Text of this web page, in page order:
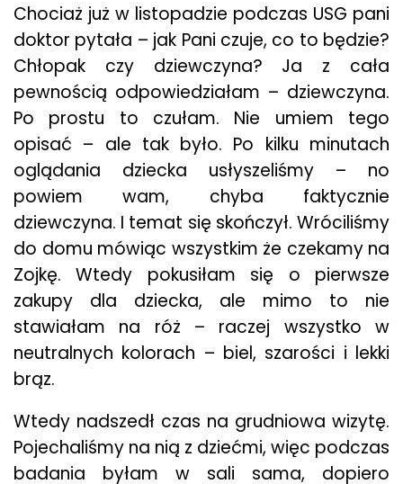
Chociaż już w listopadzie podczas USG pani
doktor pytała – jak Pani czuje, co to będzie?
Chłopak czy dziewczyna? Ja z cała
pewnością odpowiedziałam – dziewczyna.
Po prostu to czułam. Nie umiem tego
opisać – ale tak było. Po kilku minutach
oglądania dziecka usłyszeliśmy – no
powiem wam, chyba faktycznie
dziewczyna. I temat się skończył. Wróciliśmy
do domu mówiąc wszystkim że czekamy na
Zojkę. Wtedy pokusiłam się o pierwsze
zakupy dla dziecka, ale mimo to nie
stawiałam na róż – raczej wszystko w
neutralnych kolorach – biel, szarości i lekki
brąz.
Wtedy nadszedł czas na grudniowa wizytę.
Pojechaliśmy na nią z dziećmi, więc podczas
badania byłam w sali sama, dopiero